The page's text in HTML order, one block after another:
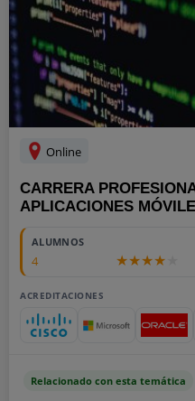
Online
CARRERA
APLICACIONES
ALUMNOS
4
ACREDITACIONES
Relacionado con esta temática